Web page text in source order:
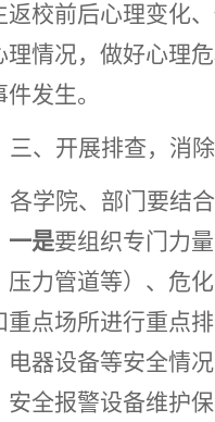
返校前后心理变化
理情况，做好心理
发生。
三、开展排查，消除
各学院、部门要结合
一是要组织专门力
压力管道等）、危
重点场所进行重点排
电器设备等安全情
安全报警设备维护